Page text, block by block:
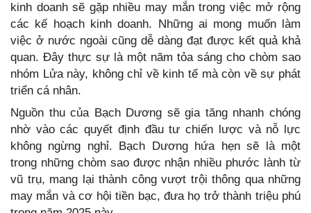
kinh doanh sẽ gặp nhiều may mắn trong việc mở rộng
các kế hoạch kinh doanh. Những ai mong muốn làm
việc ở nước ngoài cũng dễ dàng đạt được kết quả khả
quan. Đây thực sự là một năm tỏa sáng cho chòm sao
nhóm Lửa này, không chỉ về kinh tế mà còn về sự phát
triển cá nhân.
Nguồn thu của Bạch Dương sẽ gia tăng nhanh chóng
nhờ vào các quyết định đầu tư chiến lược và nỗ lực
không ngừng nghỉ. Bạch Dương hứa hẹn sẽ là một
trong những chòm sao được nhận nhiều phước lành từ
vũ trụ, mang lại thành công vượt trội thông qua những
may mắn và cơ hội tiền bạc, đưa họ trở thành triệu phú